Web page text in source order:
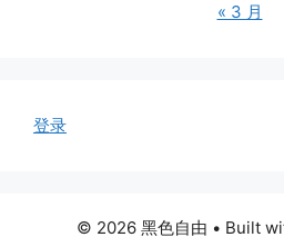
« 3 月
登录
© 2026 黑色自由 • Built